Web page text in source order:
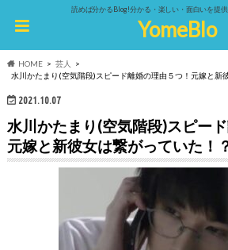
読めば分かるBlog!分かる・楽しい・面白いを提供
YomeBlo
HOME
芸人
水川かたまり(空気階段)スピード離婚の理由５つ！元嫁と新
2021.10.07
水川かたまり(空気階段)スピー
元嫁と新彼女は繋がっていた！